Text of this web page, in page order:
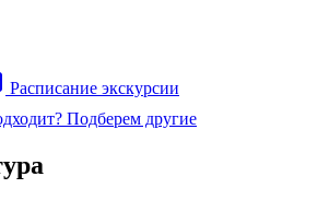
Расписание экскурсии
Подберем другие